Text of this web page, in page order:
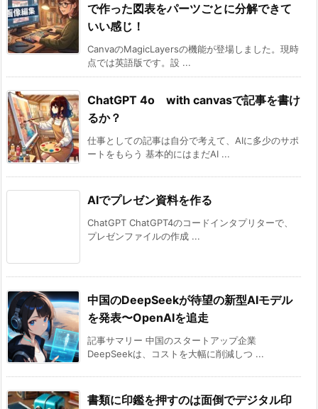
で作った図表をパーツごとに分解できて
いい感じ！
CanvaのMagicLayersの機能が登場しました。現時
点では英語版です。設 ...
ChatGPT 4o with canvasで記事を書け
るか？
仕事としての記事は自分で考えて、AIに多少のサポ
ートをもらう 基本的にはまだAI ...
AIでプレゼン資料を作る
ChatGPT ChatGPT4のコードインタプリターで、
プレゼンファイルの作成 ...
中国のDeepSeekが待望の新型AIモデル
を発表〜OpenAIを追走
記事サマリー 中国のスタートアップ企業
DeepSeekは、コストを大幅に削減しつ ...
書類に印鑑を押すのは面倒でデジタル印